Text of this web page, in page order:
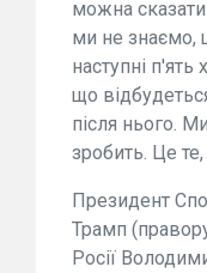
можна
ми не знаємо,
наступні
що
після нього.
зробить. Це
Президент
Трамп
Росії